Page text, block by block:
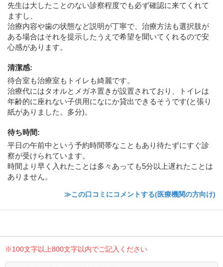
先生は大したことのない診察程度でも必ず確認に来てくれて
ますし、
治療内容や歯の状態など説明が丁寧で、治療方法も選択肢が
ある場合はそれを提示したうえで希望を聞いてくれるので安
心感があります。
清潔感:
待合室も治療室もトイレも綺麗です。
治療代にはタオルとメガネ置きが設置されており、トイレは
年齢的に座れない子供用になにか貸出できるそうです(と張り
紙がありました。多分)。
待ち時間:
平日の午前中という予約時間帯なこともあり待たずにすぐ診
察が受けられています。
時間より早く入れたことは多々あっても5分以上遅れたことは
ありません。
≫この口コミにコメントする(医療機関の方向け)
※100文字以上800文字以内でご記入ください